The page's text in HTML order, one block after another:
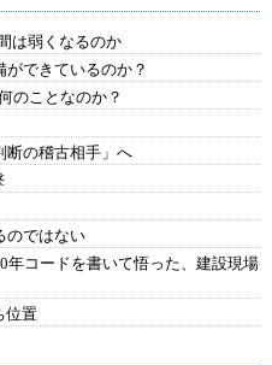
は弱くなるのか
できているのか？
のことなのか？
断の稽古相手」へ
のではない
年コードを書いて悟った、建設現場
位置